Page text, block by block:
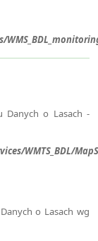
Danych o Lasach -
WMTS_BDL/
o Lasach wg